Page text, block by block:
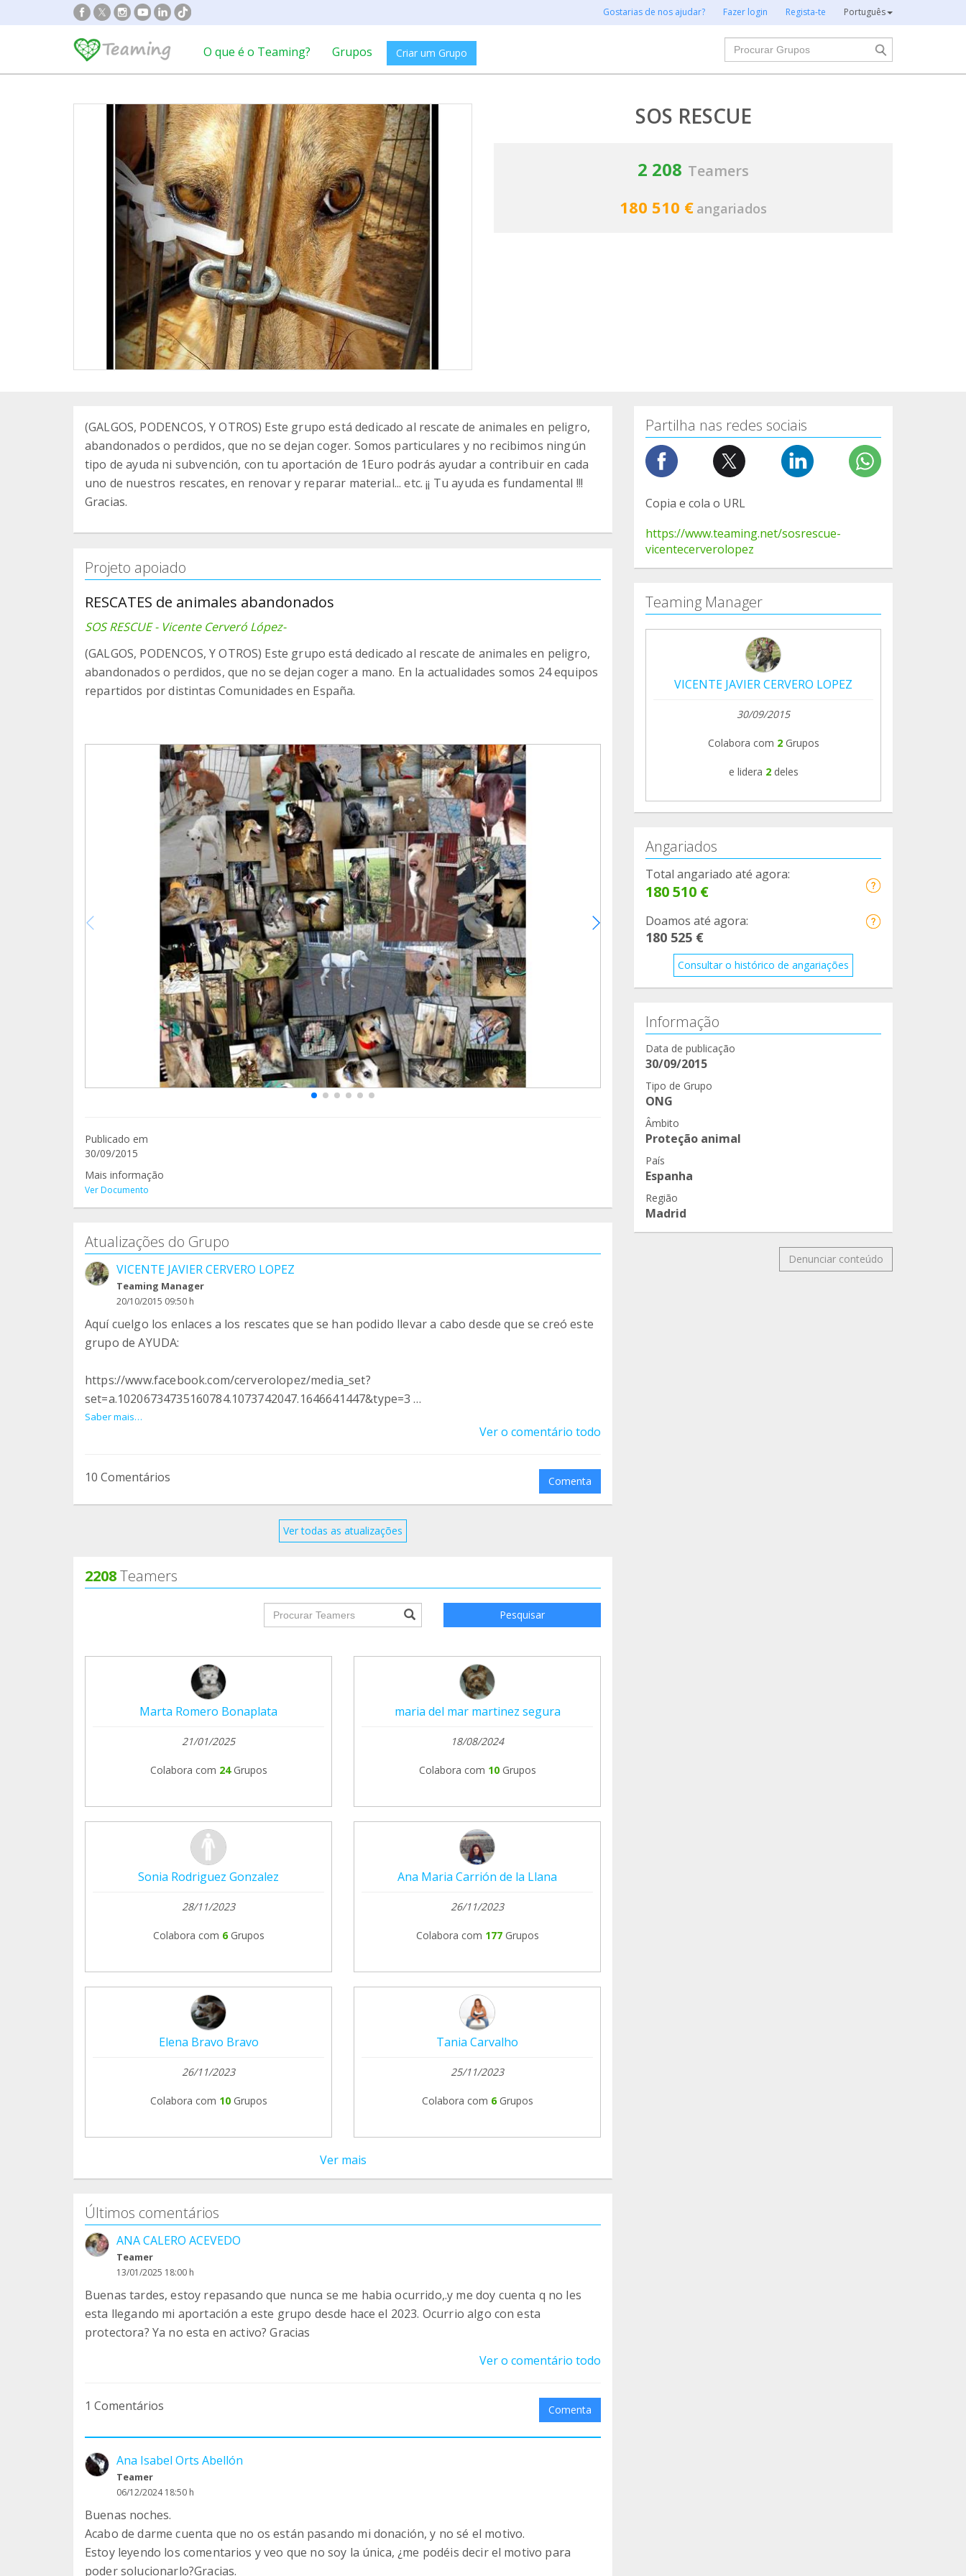
Gostarias de nos ajudar? Fazer login Regista-te Português
O que é o Teaming? Grupos Criar um Grupo
Procurar
SOS RESCUE
2 208 Teamers
180 510 € angariados
(GALGOS, PODENCOS, Y OTROS) Este grupo está dedicado al rescate de animales en peligro,
abandonados o perdidos, que no se dejan coger. Somos particulares y no recibimos ningún
tipo de ayuda ni subvención, con tu aportación de 1Euro podrás ayudar a contribuir en cada
uno de nuestros rescates, en renovar y reparar material... etc. ¡¡ Tu ayuda es fundamental !!!
Gracias.
Projeto apoiado
RESCATES de animales abandonados
SOS RESCUE - Vicente Cerveró López-
(GALGOS, PODENCOS, Y OTROS) Este grupo está dedicado al rescate de animales en peligro,
abandonados o perdidos, que no se dejan coger a mano. En la actualidades somos 24 equipos
repartidos por distintas Comunidades en España.
Publicado em
30/09/2015
Mais informação
Ver Documento
Atualizações do Grupo
VICENTE JAVIER CERVERO LOPEZ
Teaming Manager
20/10/2015 09:50 h
Aquí cuelgo los enlaces a los rescates que se han podido llevar a cabo desde que se creó este
grupo de AYUDA:
https://www.facebook.com/cerverolopez/media_set?
set=a.10206734735160784.1073742047.1646641447&type=3
set=a.10206766274749254.1073742051.1646641447&type=3
https://www.facebook.com/cerverolopez/media_set?
set=a.10206798266589030.1073742052.1646641447&type=3
https://www.facebook.com/cerverolopez/media_set?
set=a.10206803565041488.1073742055.1646641447&type=3
https://www.facebook.com/cerverolopez/media_set?
set=a.10206826403132426.1073742056.1646641447&type=3
Saber mais…
Ver o comentário todo
10 Comentários Comenta
Ver todas as atualizações
2208Teamers
groupProfile.searchForm.search.text??? Pesquisar
Marta Romero Bonaplata
21/01/2025
Colabora com 24 Grupos
maria del mar martinez segura
18/08/2024
Colabora com 10 Grupos
Sonia Rodriguez Gonzalez
28/11/2023
Colabora com 6 Grupos
Ana Maria Carrión de la Llana
26/11/2023
Colabora com 177 Grupos
Elena Bravo Bravo
26/11/2023
Colabora com 10 Grupos
Tania Carvalho
25/11/2023
Colabora com 6 Grupos
Ver mais
Últimos comentários
ANA CALERO ACEVEDO
Teamer
13/01/2025 18:00 h
Buenas tardes, estoy repasando que nunca se me habia ocurrido,.y me doy cuenta q no les
esta llegando mi aportación a este grupo desde hace el 2023. Ocurrio algo con esta
protectora? Ya no esta en activo? Gracias
Ver o comentário todo
1 Comentários Comenta
Ana Isabel Orts Abellón
Teamer
06/12/2024 18:50 h
Buenas noches.
Acabo de darme cuenta que no os están pasando mi donación, y no sé el motivo.
Estoy leyendo los comentarios y veo que no soy la única, ¿me podéis decir el motivo para
poder solucionarlo?Gracias.
Partilha nas redes sociais
Copia e cola o URL
https://www.teaming.net/sosrescue-
vicentecerverolopez
Teaming Manager
VICENTE JAVIER CERVERO LOPEZ
30/09/2015
Colabora com 2Grupos
e lidera 2 deles
Angariados
Total angariado até agora:
180 510 €
Doamos até agora:
180 525 €
Consultar o histórico de angariações
Informação
Data de publicação
30/09/2015
Tipo de Grupo
ONG
Âmbito
Proteção animal
País
Espanha
Região
Madrid
Denunciar conteúdo